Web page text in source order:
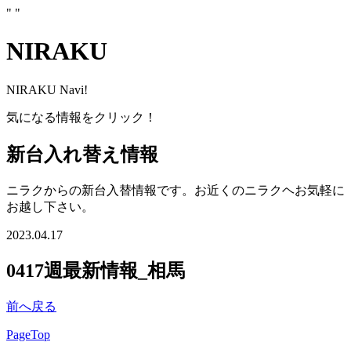
" "
NIRAKU
NIRAKU Navi!
気になる情報をクリック！
新台入れ替え情報
ニラクからの新台入替情報です。お近くのニラクヘお気軽に
お越し下さい。
2023.04.17
0417週最新情報_相馬
前へ戻る
PageTop